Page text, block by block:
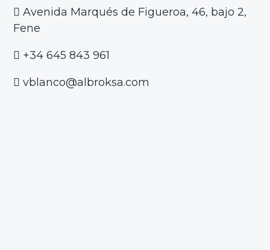
Avenida Marqués de Figueroa, 46, bajo 2,
Fene
+34 645 843 961
vblanco@albroksa.com